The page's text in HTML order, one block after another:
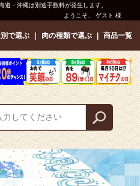
道・沖縄は別途手数料が発生します。
ようこそ、 ゲスト 様
で選ぶ 肉の種類で選ぶ 商品一覧